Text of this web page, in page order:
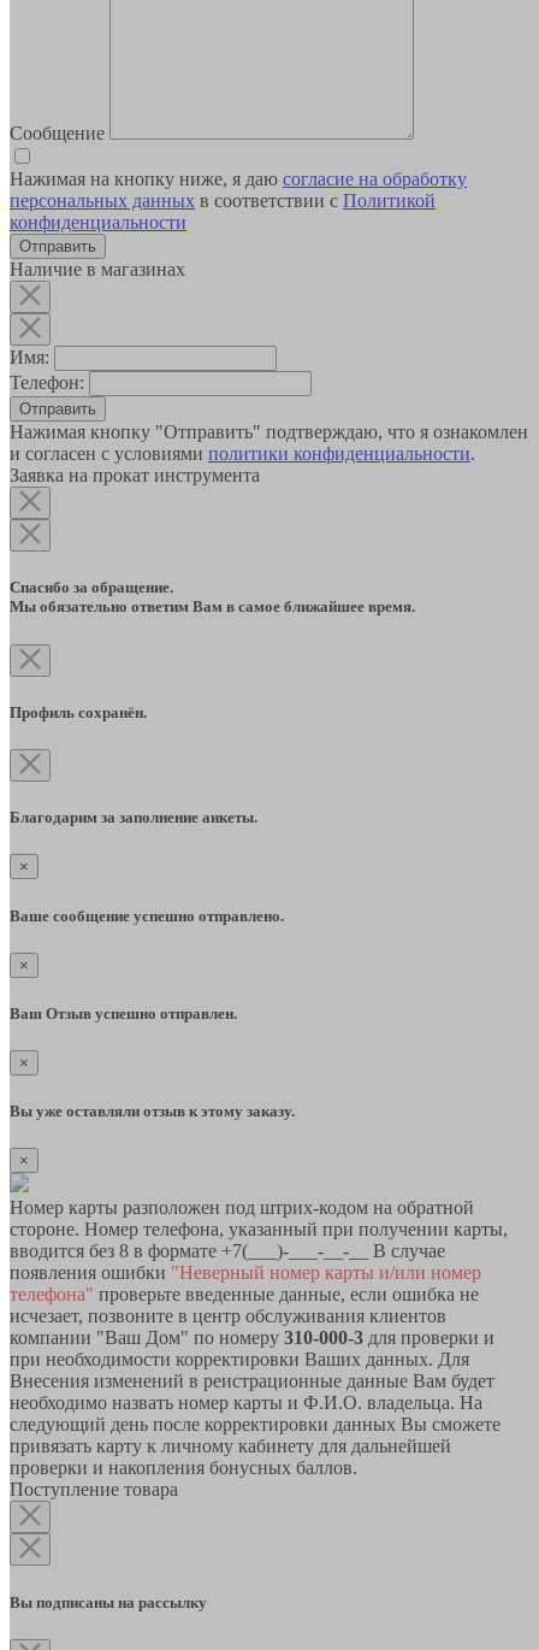
Сообщение
Нажимая на кнопку ниже, я даю согласие на обработку
персональных данных в соответствии с Политикой
конфиденциальности
Наличие в магазинах
Имя:
Телефон:
Отправить
Нажимая кнопку "Отправить" подтверждаю, что я ознакомлен
и согласен с условиями политики конфиденциальности.
Заявка на прокат инструмента
Спасибо за обращение.
Мы обязательно ответим Вам в самое ближайшее время.
Профиль сохранён.
Благодарим за заполнение анкеты.
×
Ваше сообщение успешно отправлено.
×
Ваш Отзыв успешно отправлен.
×
Вы уже оставляли отзыв к этому заказу.
×
Номер карты разположен под штрих-кодом на обратной
стороне. Номер телефона, указанный при получении карты,
вводится без 8 в формате +7(___)-___-__-__ В случае
появления ошибки "Неверный номер карты и/или номер
телефона" проверьте введенные данные, если ошибка не
исчезает, позвоните в центр обслуживания клиентов
компании "Ваш Дом" по номеру 310-000-3 для проверки и
при необходимости корректировки Ваших данных. Для
Внесения изменений в реистрационные данные Вам будет
необходимо назвать номер карты и Ф.И.О. владельца. На
следующий день после корректировки данных Вы сможете
привязать карту к личному кабинету для дальнейшей
проверки и накопления бонусных баллов.
Поступление товара
Вы подписаны на рассылку